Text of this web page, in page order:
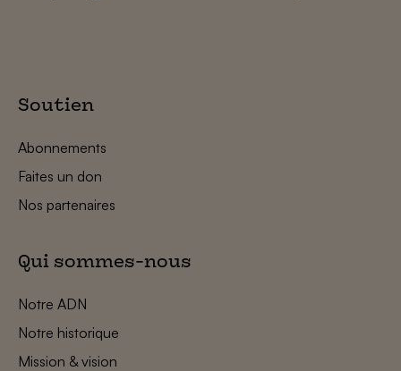
Soutien
Abonnements
Faites un don
Nos partenaires
Qui sommes-nous
Notre ADN
Notre historique
Mission & vision